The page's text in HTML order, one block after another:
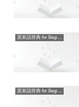
英単語辞典 for Beginners
英単語辞典 for Beginners